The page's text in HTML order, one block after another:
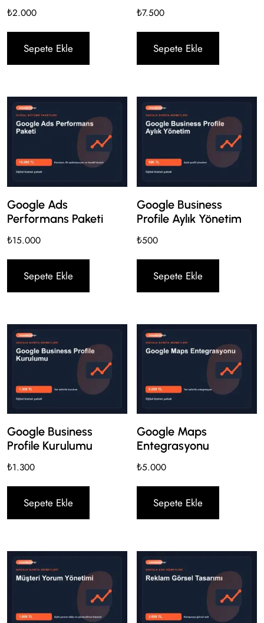
₺2.000
Sepete Ekle
₺7.500
Sepete Ekle
Google Ads
Performans Paketi
₺15.000
Sepete Ekle
Google Business
Profile Aylık Yönetim
₺500
Sepete Ekle
Google Business
Profile Kurulumu
₺1.300
Sepete Ekle
Google Maps
Entegrasyonu
₺5.000
Sepete Ekle